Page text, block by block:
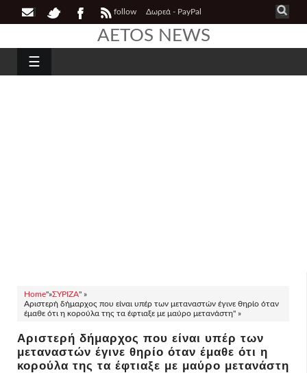
follow Δωρεά - PayPal
AETOS NEWS
☰
Home"»ΣΥΡΙΖΑ" »
Αριστερή δήμαρχος που είναι υπέρ των μεταναστών έγινε θηρίο όταν
έμαθε ότι η κορούλα της τα έφτιαξε με μαύρο μετανάστη" »
Αριστερή δήμαρχος που είναι υπέρ των
μεταναστών έγινε θηρίο όταν έμαθε ότι η
κορούλα της τα έφτιαξε με μαύρο μετανάστη